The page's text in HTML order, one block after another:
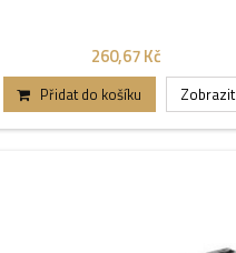
260,67 Kč
Přidat do košíku Zobrazit